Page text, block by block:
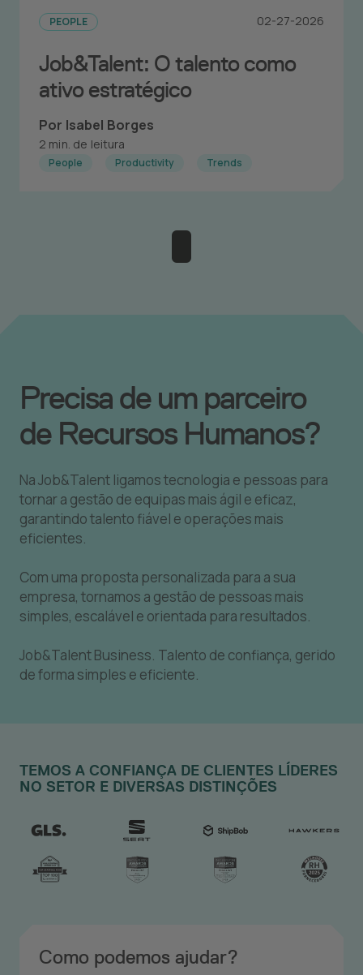
Job&Talent: O talento como
ativo estratégico
PEOPLE 02-27-2026
Por Isabel Borges
2 min. de leitura
People Productivity Trends
Precisa de um parceiro
de Recursos Humanos?
Na Job&Talent ligamos tecnologia e pessoas para
tornar a gestão de equipas mais ágil e eficaz,
garantindo talento fiável e operações mais
eficientes.
Com uma proposta personalizada para a sua
empresa, tornamos a gestão de pessoas mais
simples, escalável e orientada para resultados.
Job&Talent Business. Talento de confiança, gerido
de forma simples e eficiente.
Como podemos ajudar?
TEMOS A CONFIANÇA DE CLIENTES LÍDERES
NO SETOR E DIVERSAS DISTINÇÕES